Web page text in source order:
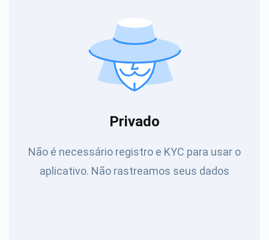
Privado
Não é necessário registro e KYC para usar o
aplicativo. Não rastreamos seus dados